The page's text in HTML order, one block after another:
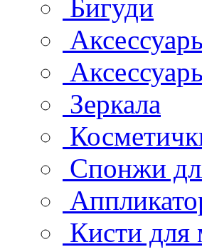
Бигуди
Зеркала
Спонжи
Кисти для